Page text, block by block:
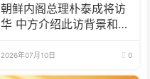
朝鲜内阁总理朴泰成将访
华 中方介绍此访背景和期
2026年07月10日 0